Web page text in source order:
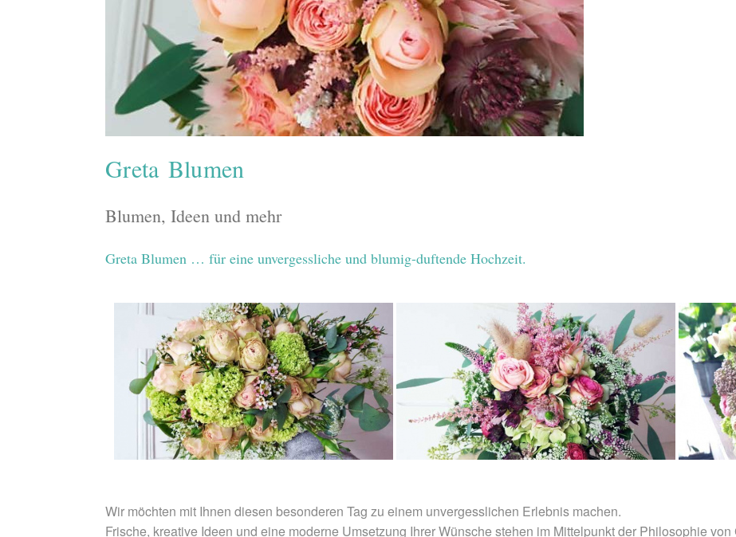
Greta Blumen
Blumen, Ideen und mehr
Greta Blumen … für eine unvergessliche und blumig-duftende Hochzeit.
Wir möchten mit Ihnen diesen besonderen Tag zu einem unvergesslichen Erlebnis machen.
Frische, kreative Ideen und eine moderne Umsetzung Ihrer Wünsche stehen im Mittelpunkt der Philosophie von